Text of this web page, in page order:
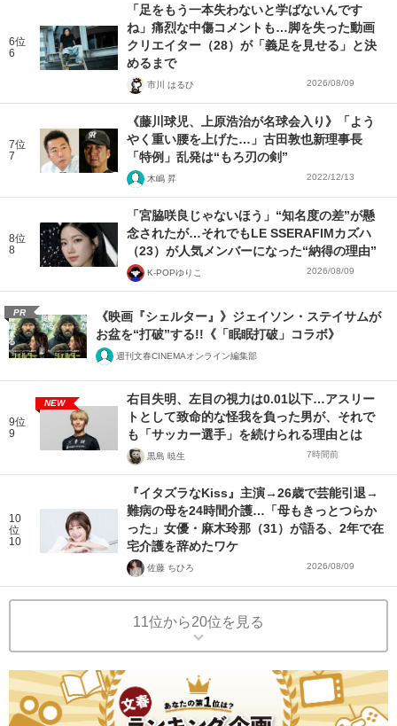
6位
6
「足をもう一本失わないと学ばないんです
ね」痛烈な中傷コメントも…脚を失った動画
クリエイター（28）が「義足を見せる」と決
めるまで
市川 はるひ 2026/08/09
7位
7
《藤川球児、上原浩治が名球会入り》「よう
やく重い腰を上げた…」古田敦也新理事長
「特例」乱発は“もろ刃の剣”
木嶋 昇 2022/12/13
8位
8
「宮脇咲良じゃないほう」“知名度の差”が懸
念されたが…それでもLE SSERAFIMカズハ
（23）が人気メンバーになった“納得の理由”
K-POPゆりこ 2026/08/09
PR
《映画『シェルター』》ジェイソン・ステイサムが
お盆を“打破”する!!《「眠眠打破」コラボ》
週刊文春CINEMAオンライン編集部
9位
9
NEW
右目失明、左目の視力は0.01以下…アスリー
トとして致命的な怪我を負った男が、それで
も「サッカー選手」を続けられる理由とは
黒島 暁生 7時間前
10
位
10
『イタズラなKiss』主演→26歳で芸能引退→
難病の母を24時間介護…「母もきっとつらか
った」女優・麻木玲那（31）が語る、2年で在
宅介護を辞めたワケ
佐藤 ちひろ 2026/08/09
11位から20位を見る